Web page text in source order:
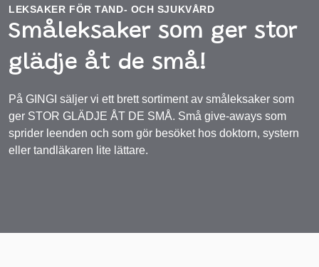
LEKSAKER FÖR TAND- OCH SJUKVÅRD
Småleksaker som ger stor
glädje åt de små!
På GINGI säljer vi ett brett sortiment av småleksaker som
ger STOR GLÄDJE ÅT DE SMÅ. Små give-aways som
sprider leenden och som gör besöket hos doktorn, systern
eller tandläkaren lite lättare.